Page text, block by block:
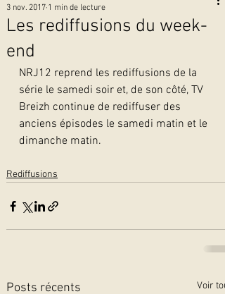
Les rediffusions du week-
end
3 nov. 2017 1 min de lecture
NRJ12 reprend les rediffusions de la
série le samedi soir et, de son côté, TV
Breizh continue de rediffuser des
anciens épisodes le samedi matin et le
dimanche matin.
Rediffusions
Posts récents Voir tout